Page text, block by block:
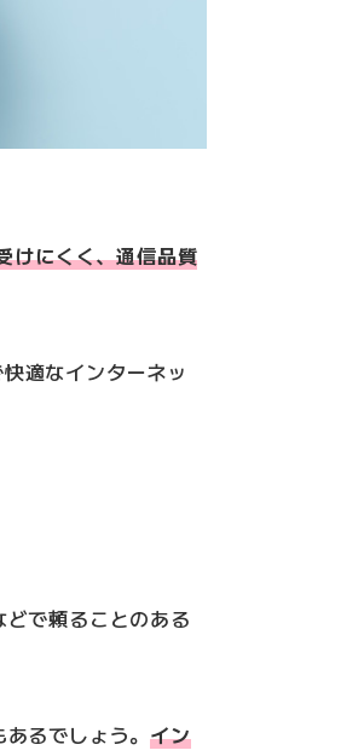
けにくく、通信品質
適なインターネッ
で頼ることのある
あるでしょう。イン